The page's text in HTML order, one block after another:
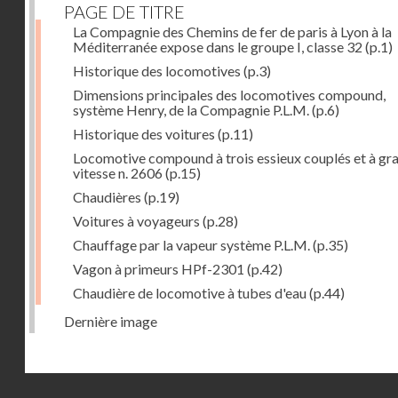
PAGE DE TITRE
La Compagnie des Chemins de fer de paris à Lyon à la
Méditerranée expose dans le groupe I, classe 32 (p.1)
Historique des locomotives (p.3)
Dimensions principales des locomotives compound,
système Henry, de la Compagnie P.L.M. (p.6)
Historique des voitures (p.11)
Locomotive compound à trois essieux couplés et à
vitesse n. 2606 (p.15)
Chaudières (p.19)
Voitures à voyageurs (p.28)
Chauffage par la vapeur système P.L.M. (p.35)
Vagon à primeurs HPf-2301 (p.42)
Chaudière de locomotive à tubes d'eau(p.44)
Dernière image